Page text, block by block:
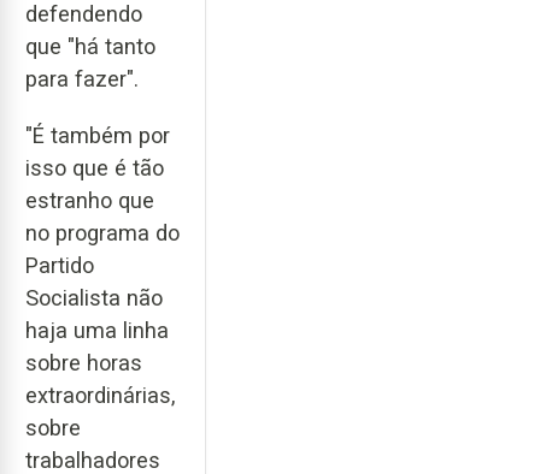
defendendo
que "há tanto
para fazer".
"É também por
isso que é tão
estranho que
no programa do
Partido
Socialista não
haja uma linha
sobre horas
extraordinárias,
sobre
trabalhadores